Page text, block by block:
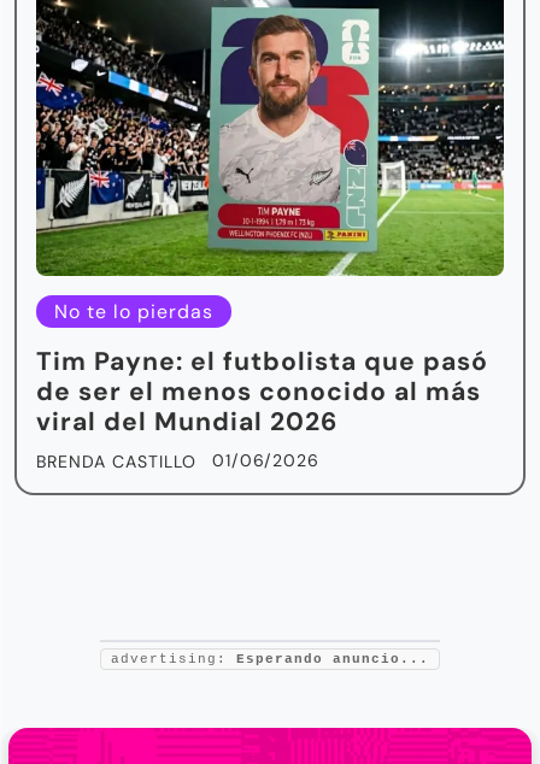
No te lo pierdas
Tim Payne: el futbolista que pasó
de ser el menos conocido al más
viral del Mundial 2026
BRENDA CASTILLO 01/06/2026
advertising: Esperando anuncio...